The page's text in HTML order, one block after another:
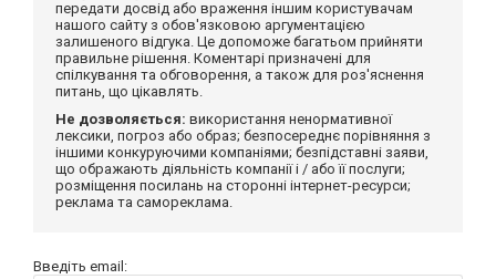
передати досвід або враження іншим користувачам
нашого сайту з обов'язковою аргументацією
залишеного відгука. Це допоможе багатьом прийняти
правильне рішення. Коментарі призначені для
спілкування та обговорення, а також для роз'яснення
питань, що цікавлять.
Не дозволяється: використання ненормативної
лексики, погроз або образ; безпосереднє порівняння з
іншими конкуруючими компаніями; безпідставні заяви,
що ображають діяльність компанії і / або її послуги;
розміщення посилань на сторонні інтернет-ресурси;
реклама та самореклама.
Введіть email: